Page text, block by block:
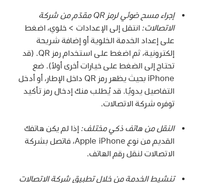
إجراء مسح ضوئي لرمز QR مقدّم من شركة
الاتصالات: انتقل إلى الإعدادات > خلوي، اضغط
على إعداد الخدمة الخلوية أو إضافة شريحة
إلكترونية، ثم اضغط على استخدام رمز QR. (قد
تحتاج إلى الضغط على خيارات أخرى أولاً). ضع
iPhone بحيث يظهر رمز QR داخل الإطار، أو أدخل
التفاصيل يدويًا. قد يُطلب منك إدخال رمز تأكيد
توفره شركة الاتصالات.
النقل من هاتف ذكي مختلف: إذا لم يكن هاتفك
القديم من نوع Apple iPhone، فاتصل بشركة
الاتصالات لنقل رقم الهاتف.
تنشيط الخدمة من خلال تطبيق شركة الاتصالات